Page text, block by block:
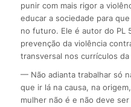
punir com mais rigor a
educar a sociedade para
no futuro. Ele é autor do PL
prevenção da violência
transversal nos currículos da
— Não adianta trabalhar só
que ir lá na causa, na
mulher não é e não deve